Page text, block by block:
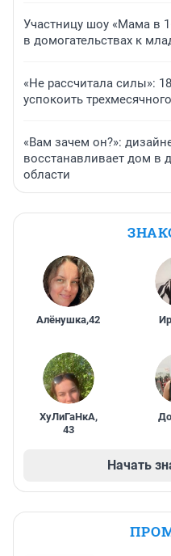
Участницу шоу «Мама в
в домогательствах к
«Не рассчитала силы»:
успокоить
«Вам зачем он?»:
восстанавливает дом в
области
Алёнушка,42
ХуЛиГаНкА,
43
Начать